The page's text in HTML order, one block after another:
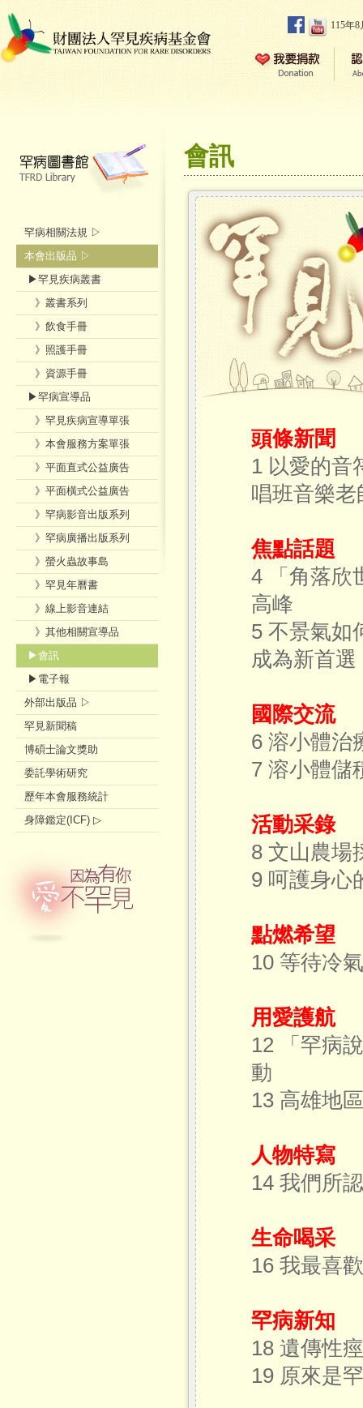
115年
會訊
頭條新聞
1 以愛的音
唱班音樂老
焦點話題
4 「角落欣
高峰
5 不景氣如
成為新首選
國際交流
6 溶小體治
7 溶小體儲
活動采錄
8 文山農場
9 呵護身心
點燃希望
10 等待冷
用愛護航
12 「罕病
動
13 高雄地
人物特寫
14 我們所
生命喝采
16 我最喜
罕病新知
18 遺傳性
19 原來是
罕病相關法規 ▷
本會出版品 ▷
▶罕見疾病叢書
》叢書系列
》飲食手冊
》照護手冊
》資源手冊
▶罕病宣導品
》罕見疾病宣導單張
》本會服務方案單張
》平面直式公益廣告
》平面橫式公益廣告
》罕病影音出版系列
》罕病廣播出版系列
》螢火蟲故事島
》罕見年曆書
》線上影音連結
》其他相關宣導品
▶會訊
▶電子報
外部出版品 ▷
罕見新聞稿
博碩士論文獎助
委託學術研究
歷年本會服務統計
身障鑑定(ICF) ▷